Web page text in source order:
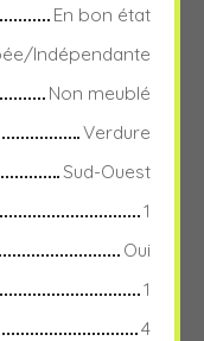
En bon état
Indépendante
Non meublé
Verdure
Sud-Ouest
1
Oui
1
4